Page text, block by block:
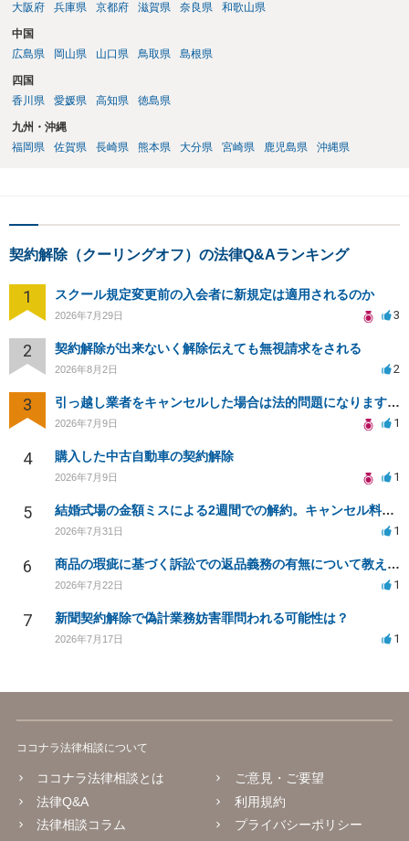
大阪府
兵庫県 京都府 滋賀県 奈良県 和歌山県
中国
広島県
岡山県 山口県 鳥取県 島根県
四国
香川県
愛媛県 高知県 徳島県
九州・沖縄
福岡県
佐賀県 長崎県 熊本県 大分県 宮崎県 鹿児島県 沖縄県
契約解除（クーリングオフ）の法律Q&Aランキング
1 スクール規定変更前の入会者に新規定は適用されるのか
2026年7月29日 3
2 契約解除が出来ないく解除伝えても無視請求をされる
2026年8月2日 2
3 引っ越し業者をキャンセルした場合は法的問題になりますか？
2026年7月9日 1
4 購入した中古自動車の契約解除
2026年7月9日 1
5 結婚式場の金額ミスによる2週間での解約。キャンセル料10万円の免除は可能か。
2026年7月31日 1
6 商品の瑕疵に基づく訴訟での返品義務の有無について教えてください
2026年7月22日 1
7 新聞契約解除で偽計業務妨害罪問われる可能性は？
2026年7月17日 1
ココナラ法律相談について
ココナラ法律相談とは
法律Q&A
法律相談コラム
ご意見・ご要望
利用規約
プライバシーポリシー